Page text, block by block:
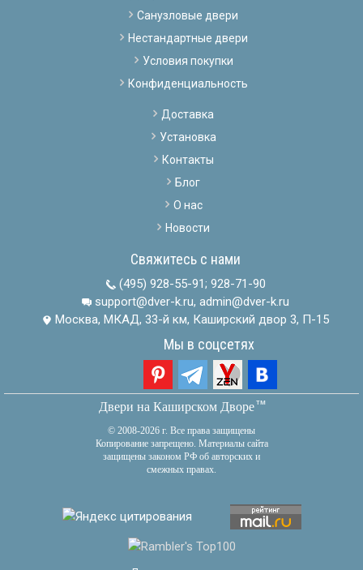
Санузловые двери
Нестандартные двери
Условия покупки
Конфиденциальность
Доставка
Установка
Контакты
Блог
О нас
Новости
Свяжитесь с нами
(495) 928-55-91; 928-71-90
support@dver-k.ru, admin@dver-k.ru
Москва, МКАД, 33-й км, Каширский двор 3, П-15
Мы в соцсетях
Двери на Каширском Дворетм
© 2008-2026 г. Все права защищены
Копирование запрещено. Материалы сайта
защищены законом РФ об авторских и
смежных правах.